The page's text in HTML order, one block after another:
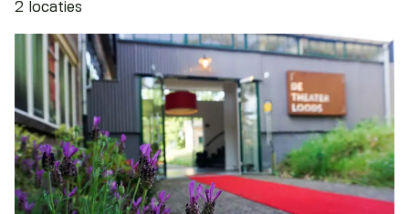
2 locaties